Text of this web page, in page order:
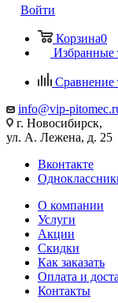
Войти
Корзина0
Избранные
Сравнение
info@vip-
г. Новосибирск,
ул. А. Лежена, д. 25
Вконтакте
О компании
Услуги
Акции
Скидки
Как заказать
Оплата и
Контакты